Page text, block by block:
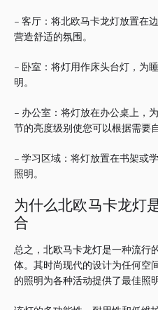
– 客厅：将北欧马卡龙灯放置在
营造舒适的氛围。
– 卧室：将灯用作床头台灯，为
明。
– 办公室：将灯放在办公桌上，
节的亮度级别使您可以根据需要
– 学习区域：将灯放置在书架或
照明。
为什么北欧马卡龙灯
合
总之，北欧马卡龙灯是一种流行
体。 其时尚现代的设计为任何空
的照明为各种活动提供了最佳照明